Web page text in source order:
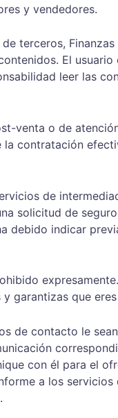
y vendedores.
terceros,
El usuario
leer las
venta o de
contratación
de
solicitud de
debido indicar
garantizas que
de contacto le
con él para el
a los servicios